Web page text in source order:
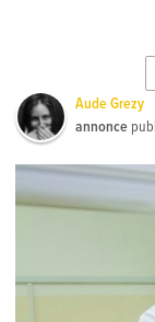
Aude Grezy
annonce